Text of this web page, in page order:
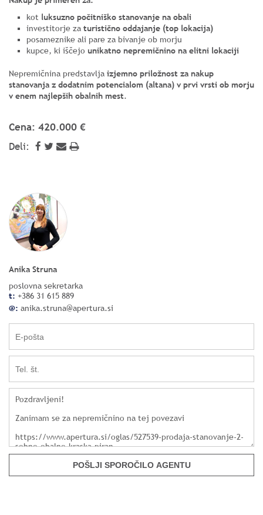
kot luksuzno počitniško stanovanje na obali
investitorje za turistično oddajanje (top lokacija)
posameznike ali pare za bivanje ob morju
kupce, ki iščejo unikatno nepremičnino na elitni lokaciji
Nepremičnina predstavlja izjemno priložnost za nakup
stanovanja z dodatnim potencialom (altana) v prvi vrsti ob morju
v enem najlepših obalnih mest.
Cena: 420.000 €
Deli:
Anika Struna
poslovna sekretarka
t: +386 31 615 889
@: anika.struna@apertura.si
POŠLJI SPOROČILO AGENTU